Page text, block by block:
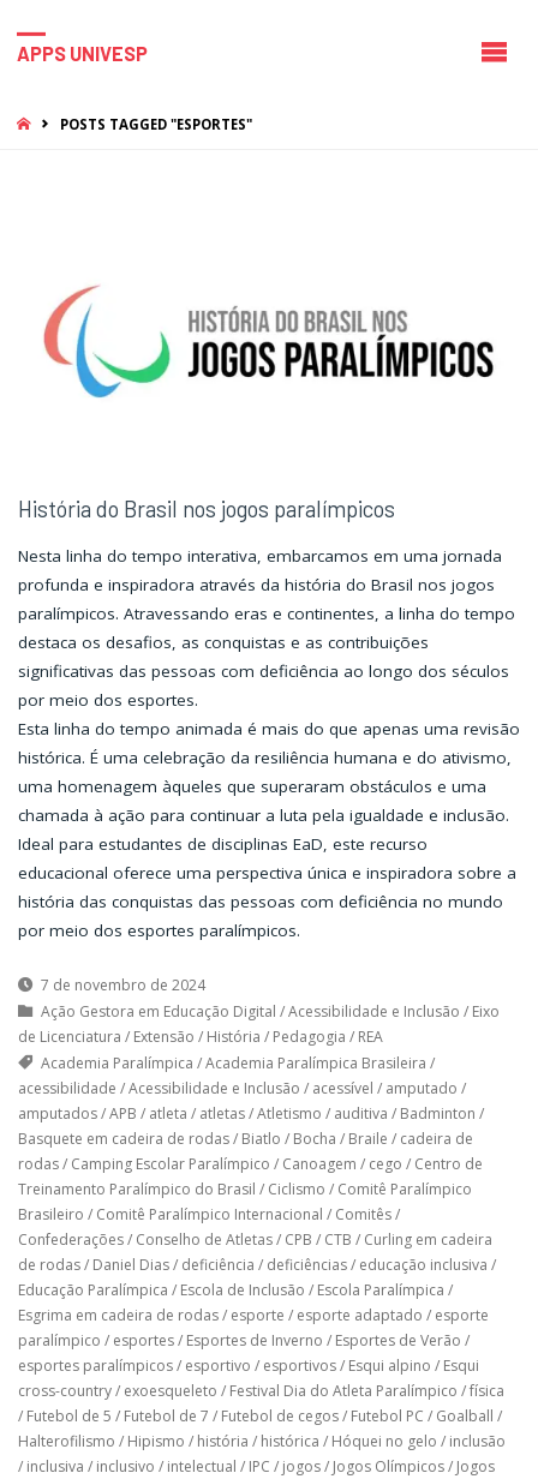
APPS UNIVESP
HOMEPOSTS TAGGED "ESPORTES"
História do Brasil nos jogos paralímpicos
Nesta linha do tempo interativa, embarcamos em uma jornada
profunda e inspiradora através da história do Brasil nos jogos
paralímpicos. Atravessando eras e continentes, a linha do tempo
destaca os desafios, as conquistas e as contribuições
significativas das pessoas com deficiência ao longo dos séculos
por meio dos esportes.
Esta linha do tempo animada é mais do que apenas uma revisão
histórica. É uma celebração da resiliência humana e do ativismo,
uma homenagem àqueles que superaram obstáculos e uma
chamada à ação para continuar a luta pela igualdade e inclusão.
Ideal para estudantes de disciplinas EaD, este recurso
educacional oferece uma perspectiva única e inspiradora sobre a
história das conquistas das pessoas com deficiência no mundo
por meio dos esportes paralímpicos.
7 de novembro de 2024
Ação Gestora em Educação Digital /Acessibilidade e Inclusão / Eixo
de Licenciatura / Extensão / História / Pedagogia / REA
Academia Paralímpica /Academia Paralímpica Brasileira /
acessibilidade /Acessibilidade e Inclusão / acessível / amputado /
amputados/APB / atleta / atletas/Atletismo / auditiva / Badminton /
Basquete em cadeira de rodas/ Biatlo / Bocha / Braile / cadeira de
rodas/ Camping Escolar Paralímpico / Canoagem / cego / Centro de
Treinamento Paralímpico do Brasil / Ciclismo / Comitê Paralímpico
Brasileiro / Comitê Paralímpico Internacional / Comitês/
Confederações/ Conselho de Atletas/ CPB / CTB / Curling em cadeira
de rodas/ Daniel Dias/ deficiência / deficiências/ educação inclusiva /
Educação Paralímpica / Escola de Inclusão / Escola Paralímpica /
Esgrima em cadeira de rodas/ esporte / esporte adaptado / esporte
paralímpico / esportes/ Esportes de Inverno / Esportes de Verão /
esportes paralímpicos/ esportivo / esportivos/ Esqui alpino / Esqui
cross-country/ exoesqueleto / Festival Dia do Atleta Paralímpico /física
/ Futebol de 5 / Futebol de 7 / Futebol de cegos/ Futebol PC / Goalball /
Halterofilismo / Hipismo / história / histórica / Hóquei no gelo / inclusão
/ inclusiva / inclusivo / intelectual / IPC / jogos/ Jogos Olímpicos/ Jogos